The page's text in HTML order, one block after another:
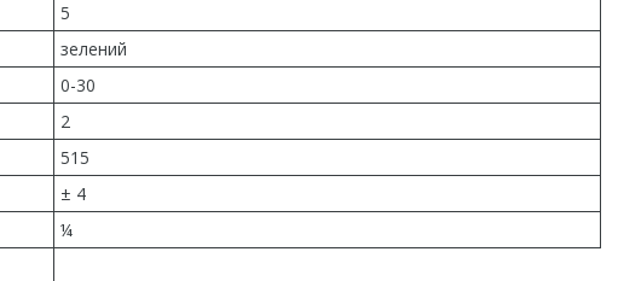
5
зелений
0-30
2
515
± 4
¼